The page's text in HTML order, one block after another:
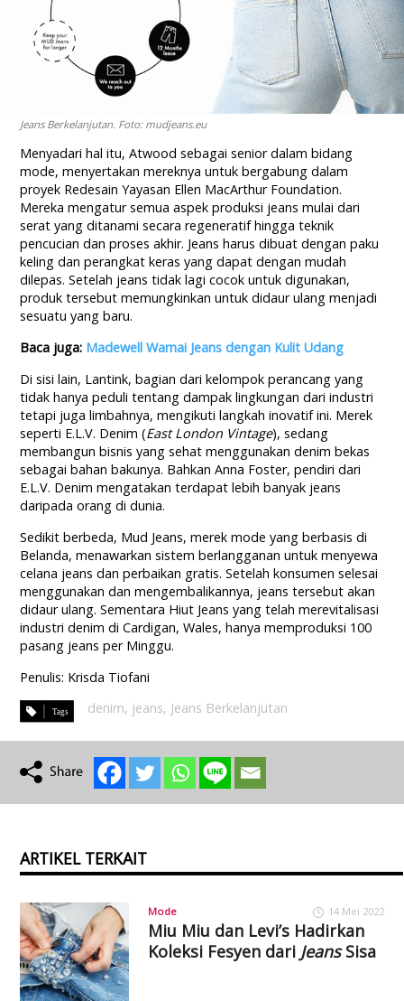
Jeans Berkelanjutan. Foto: mudjeans.eu
Menyadari hal itu, Atwood sebagai senior dalam bidang
mode, menyertakan mereknya untuk bergabung dalam
proyek Redesain Yayasan Ellen MacArthur Foundation.
Mereka mengatur semua aspek produksi jeans mulai dari
serat yang ditanami secara regeneratif hingga teknik
pencucian dan proses akhir. Jeans harus dibuat dengan paku
keling dan perangkat keras yang dapat dengan mudah
dilepas. Setelah jeans tidak lagi cocok untuk digunakan,
produk tersebut memungkinkan untuk didaur ulang menjadi
sesuatu yang baru.
Baca juga: Madewell Warnai Jeans dengan Kulit Udang
Di sisi lain, Lantink, bagian dari kelompok perancang yang
tidak hanya peduli tentang dampak lingkungan dari industri
tetapi juga limbahnya, mengikuti langkah inovatif ini. Merek
seperti E.L.V. Denim (East London Vintage), sedang
membangun bisnis yang sehat menggunakan denim bekas
sebagai bahan bakunya. Bahkan Anna Foster, pendiri dari
E.L.V. Denim mengatakan terdapat lebih banyak jeans
daripada orang di dunia.
Sedikit berbeda, Mud Jeans, merek mode yang berbasis di
Belanda, menawarkan sistem berlangganan untuk menyewa
celana jeans dan perbaikan gratis. Setelah konsumen selesai
menggunakan dan mengembalikannya, jeans tersebut akan
didaur ulang. Sementara Hiut Jeans yang telah merevitalisasi
industri denim di Cardigan, Wales, hanya memproduksi 100
pasang jeans per Minggu.
Penulis: Krisda Tiofani
denim, jeans, Jeans Berkelanjutan
ARTIKEL TERKAIT
Mode 14 Mei 2022
Miu Miu dan Levi’s Hadirkan
Koleksi Fesyen dari JeansSisa